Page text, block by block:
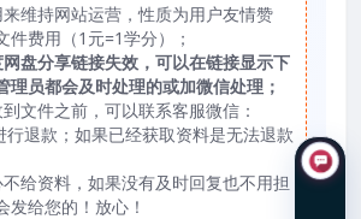
来维持网站运营，性质为用户友情赞
件费用（1元=1学分）；
盘分享链接失效，可以在链接显示下
理员都会及时处理的或加微信处理；
到文件之前，可以联系客服微信：
退款；如果已经获取资料是无法退款
不给资料，如果没有及时回复也不用担
发给您的！放心！